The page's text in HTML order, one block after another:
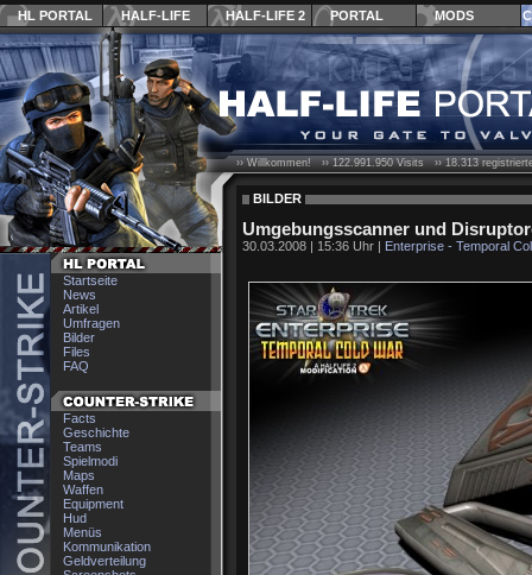
HL PORTAL HALF-LIFE HALF-LIFE 2 PORTAL MODS
Startseite
News
Artikel
Umfragen
Bilder
Files
FAQ
Facts
Geschichte
Teams
Spielmodi
Maps
Waffen
Equipment
Hud
Menüs
Kommunikation
Geldverteilung
›› Willkommen! ››122.991.950Visits ››18.313
BILDER
Umgebungsscanner und
30.03.2008 | 15:36 Uhr | Enterprise - Temporal